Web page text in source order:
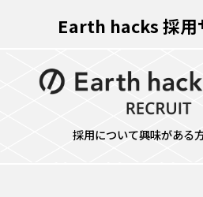
Earth hacks 採用
採用について興味がある